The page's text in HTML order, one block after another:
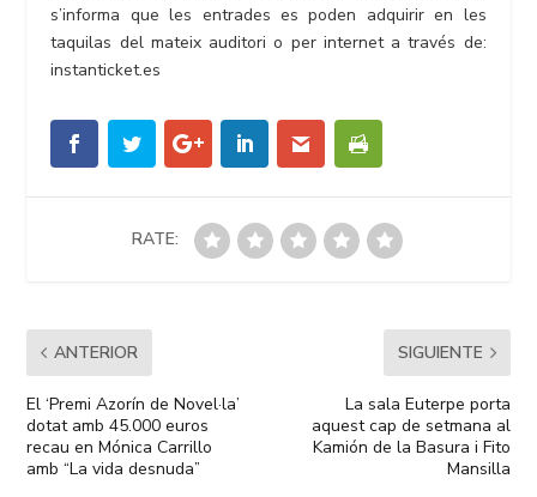
s’informa que les entrades es poden adquirir en les
taquilas del mateix auditori o per internet a través de:
instanticket.es
RATE:
ANTERIOR
El ‘Premi Azorín de Novel·la’
dotat amb 45.000 euros
recau en Mónica Carrillo
amb “La vida desnuda”
SIGUIENTE
La sala Euterpe porta
aquest cap de setmana al
Kamión de la Basura i Fito
Mansilla